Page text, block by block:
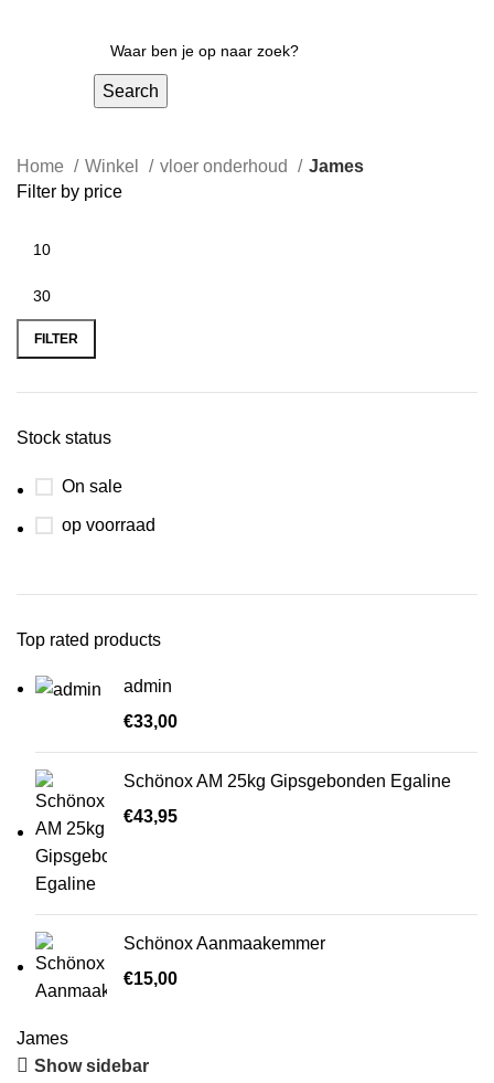
Search
Home Winkel vloer onderhoud
James
Filter by price
FILTER
Stock status
On sale
op voorraad
Top rated products
admin
€33,00
Schönox AM 25kg Gipsgebonden Egaline
€43,95
Schönox Aanmaakemmer
€15,00
James
Show sidebar